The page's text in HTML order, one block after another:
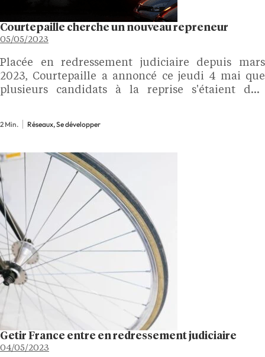
Courtepaille cherche un nouveau repreneur
05/05/2023
Placée en redressement judiciaire depuis mars
2023, Courtepaille a annoncé ce jeudi 4 mai que
plusieurs candidats à la reprise s'étaient déjà
secteur s'est présenté comme potentiel repreneur
d'entreprise. Iconique, le…
2 Min. Réseaux, Se développer
Getir France entre en redressement judiciaire
04/05/2023